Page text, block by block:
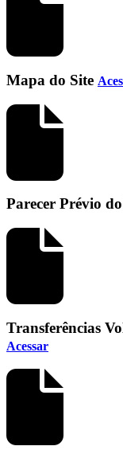
Mapa do Site
Parecer Prévio
Transferências
Acessar